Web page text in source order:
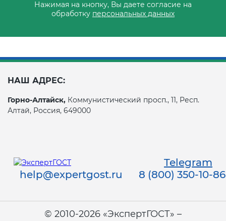
Нажимая на кнопку, Вы даете согласие на
обработку персональных данных
НАШ АДРЕС:
Горно-Алтайск, Коммунистический просп., 11, Респ.
Алтай, Россия, 649000
Telegram
help@expertgost.ru
8 (800) 350-10-86
© 2010-2026 «ЭкспертГОСТ» –